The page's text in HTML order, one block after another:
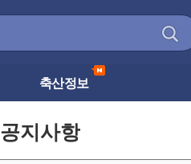
축산정보
공지사항